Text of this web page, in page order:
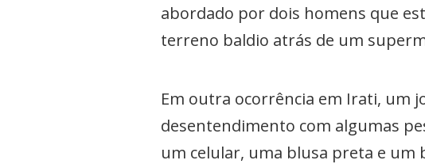
abordado por dois homens que
terreno baldio atrás de um
Em outra ocorrência em Irati, um
desentendimento com algumas
um celular, uma blusa preta e um